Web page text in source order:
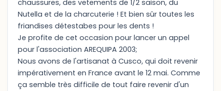
chaussures, des vetements de 1/2 saison, du
Nutella et de la charcuterie ! Et bien sûr toutes les
friandises détestabes pour les dents !
Je profite de cet occasion pour lancer un appel
pour l'association AREQUIPA 2003;
Nous avons de l'artisanat à Cusco, qui doit revenir
impérativement en France avant le 12 mai. Comme
ça semble très difficile de tout faire revenir d'un